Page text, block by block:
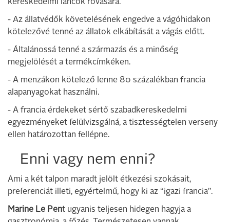
kereskedelmi láncok rovására.
- Az állatvédők követelésének engedve a vágóhidakon
kötelezővé tenné az állatok elkábítását a vágás előtt.
- Általánossá tenné a származás és a minőség
megjelölését a termékcímkéken.
- A menzákon kötelező lenne 80 százalékban francia
alapanyagokat használni.
- A francia érdekeket sértő szabadkereskedelmi
egyezményeket felülvizsgálná, a tisztességtelen verseny
ellen határozottan fellépne.
Enni vagy nem enni?
Ami a két talpon maradt jelölt étkezési szokásait,
preferenciát illeti, egyértelmű, hogy ki az “igazi francia”.
Marine Le Pent ugyanis teljesen hidegen hagyja a